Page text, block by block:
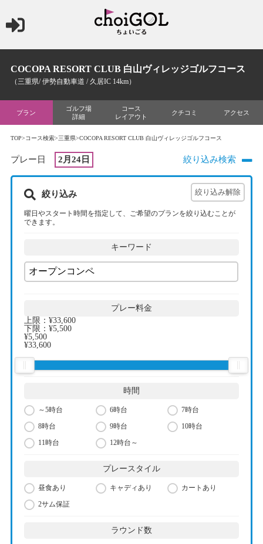
COCOPA RESORT CLUB 白山ヴィレッジゴルフコース
（三重県/ 伊勢自動車道 / 久居IC 14km）
プラン
ゴルフ場
詳細
コース
レイアウト
クチコミ アクセス
TOP>コース検索>三重県>COCOPA RESORT CLUB 白山ヴィレッジゴルフコース
プレー日 2月24日 絞り込み検索
絞り込み
曜日やスタート時間を指定して、ご希望のプランを絞り込むことが
できます。
キーワード
プレー料金
上限： ¥33,600
下限： ¥5,500
¥5,500
¥33,600
時間
～5時台 6時台
7時台
8時台
9時台
10時台
11時台
12時台～
プレースタイル
昼食あり キャディあり
カートあり
2サム保証
ラウンド数